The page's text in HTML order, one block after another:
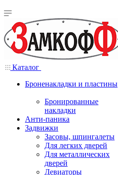
Каталог
Броненакладки и пластины
Бронированные
накладки
Анти-паника
Задвижки
Засовы, шпингалеты
Для легких дверей
Для металлических
дверей
Девиаторы